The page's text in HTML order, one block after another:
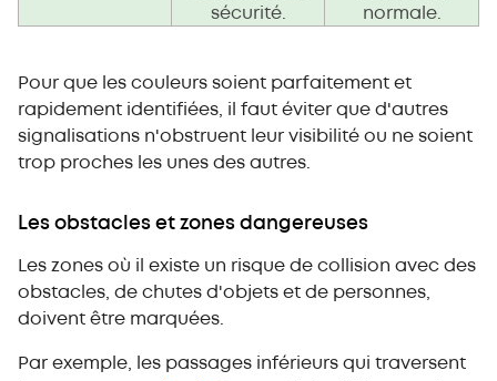
sécurité.
normale.
Pour que les couleurs soient parfaitement et
rapidement identifiées, il faut éviter que d'autres
signalisations n'obstruent leur visibilité ou ne soient
trop proches les unes des autres.
Les obstacles et zones dangereuses
Les zones où il existe un risque de collision avec des
obstacles, de chutes d'objets et de personnes,
doivent être marquées.
Par exemple, les passages inférieurs qui traversent